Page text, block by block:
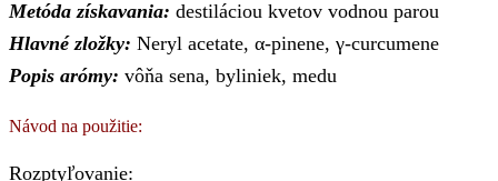
Metóda získavania: destiláciou kvetov vodnou parou
Hlavné zložky: Neryl acetate, α-pinene, γ-curcumene
Popis arómy: vôňa sena, byliniek, medu
Návod na použitie:
Rozptyľovanie: